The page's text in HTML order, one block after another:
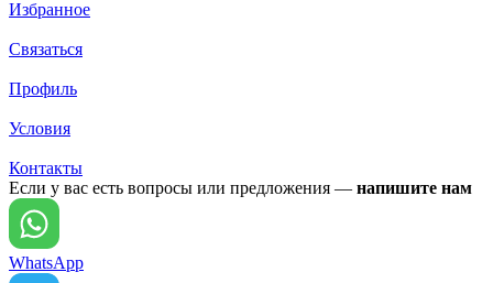
Избранное
Связаться
Профиль
Условия
Контакты
Если у вас есть вопросы или предложения — напишите нам
WhatsApp